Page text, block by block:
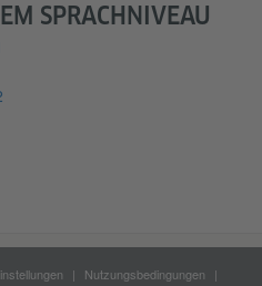
SPRACHNIVEAU
Nutzungsbedingungen